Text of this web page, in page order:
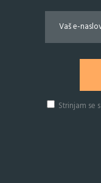
Strinjam se s